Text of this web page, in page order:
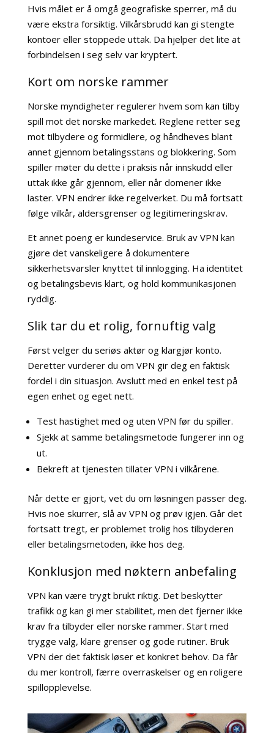
Hvis målet er å omgå geografiske sperrer, må du
være ekstra forsiktig. Vilkårsbrudd kan gi stengte
kontoer eller stoppede uttak. Da hjelper det lite at
forbindelsen i seg selv var kryptert.
Kort om norske rammer
Norske myndigheter regulerer hvem som kan tilby
spill mot det norske markedet. Reglene retter seg
mot tilbydere og formidlere, og håndheves blant
annet gjennom betalingsstans og blokkering. Som
spiller møter du dette i praksis når innskudd eller
uttak ikke går gjennom, eller når domener ikke
laster. VPN endrer ikke regelverket. Du må fortsatt
følge vilkår, aldersgrenser og legitimeringskrav.
Et annet poeng er kundeservice. Bruk av VPN kan
gjøre det vanskeligere å dokumentere
sikkerhetsvarsler knyttet til innlogging. Ha identitet
og betalingsbevis klart, og hold kommunikasjonen
ryddig.
Slik tar du et rolig, fornuftig valg
Først velger du seriøs aktør og klargjør konto.
Deretter vurderer du om VPN gir deg en faktisk
fordel i din situasjon. Avslutt med en enkel test på
egen enhet og eget nett.
Test hastighet med og uten VPN før du spiller.
Sjekk at samme betalingsmetode fungerer inn og
ut.
Bekreft at tjenesten tillater VPN i vilkårene.
Når dette er gjort, vet du om løsningen passer deg.
Hvis noe skurrer, slå av VPN og prøv igjen. Går det
fortsatt tregt, er problemet trolig hos tilbyderen
eller betalingsmetoden, ikke hos deg.
Konklusjon med nøktern anbefaling
VPN kan være trygt brukt riktig. Det beskytter
trafikk og kan gi mer stabilitet, men det fjerner ikke
krav fra tilbyder eller norske rammer. Start med
trygge valg, klare grenser og gode rutiner. Bruk
VPN der det faktisk løser et konkret behov. Da får
du mer kontroll, færre overraskelser og en roligere
spillopplevelse.